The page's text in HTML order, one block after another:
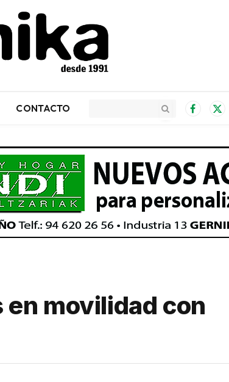
CONTACTO Facebook
X
en movilidad con